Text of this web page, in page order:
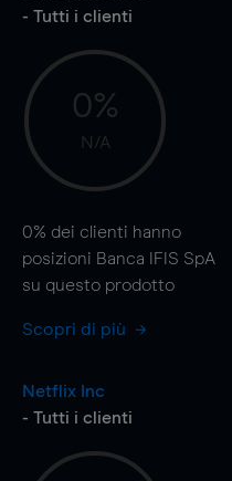
- Tutti i clienti
0%
N/A
0% dei clienti hanno
posizioni Banca IFIS SpA
su questo prodotto
Scopri di più
Netflix Inc
- Tutti i clienti